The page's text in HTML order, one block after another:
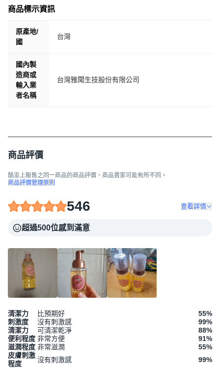
商品標示資訊
原產地/
國
台灣
國內製
造商或
輸入業
者名稱
台灣雅聞生技股份有限公司
商品評價
酷澎上販售之同一商品的商品評價，商品賣家可能有所不同。
商品評價管理原則
546 查看詳情
超過500位感到滿意
清潔力 比預期好 55%
刺激度
沒有刺激感 99%
清潔力
可清潔乾淨 88%
便利程度 非常方便 91%
滋潤程度 非常滋潤 55%
皮膚刺激
程度
沒有刺激感 99%